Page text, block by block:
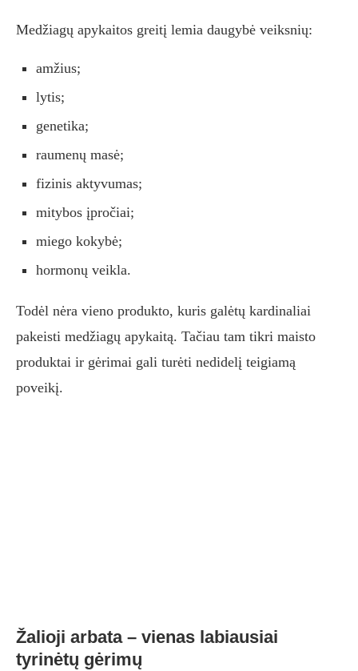
Medžiagų apykaitos greitį lemia daugybė veiksnių:
amžius;
lytis;
genetika;
raumenų masė;
fizinis aktyvumas;
mitybos įpročiai;
miego kokybė;
hormonų veikla.
Todėl nėra vieno produkto, kuris galėtų kardinaliai
pakeisti medžiagų apykaitą. Tačiau tam tikri maisto
produktai ir gėrimai gali turėti nedidelį teigiamą
poveikį.
Žalioji arbata – vienas labiausiai
tyrinėtų gėrimų